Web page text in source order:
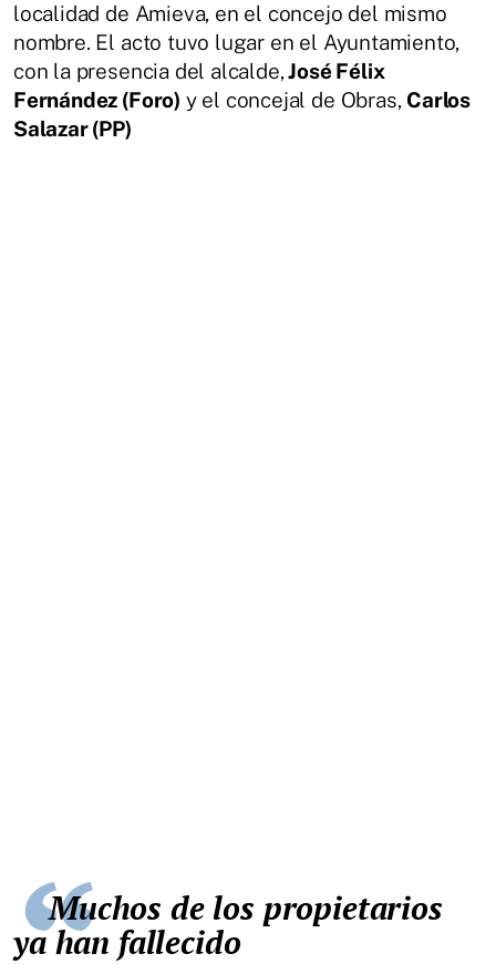
localidad de Amieva, en el concejo del mismo
nombre. El acto tuvo lugar en el Ayuntamiento,
con la presencia del alcalde,José Félix
Fernández (Foro) y el concejal de Obras, Carlos
Salazar (PP)
Muchos de los propietarios
ya han fallecido